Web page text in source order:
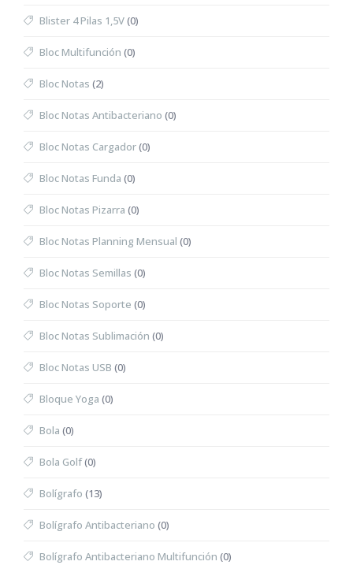
Blister 4 Pilas 1,5V(0)
Bloc Multifunción (0)
Bloc Notas (2)
Bloc Notas Antibacteriano (0)
Bloc Notas Cargador(0)
Bloc Notas Funda (0)
Bloc Notas Pizarra (0)
Bloc Notas Planning Mensual (0)
Bloc Notas Semillas (0)
Bloc Notas Soporte (0)
Bloc Notas Sublimación (0)
Bloc Notas USB (0)
Bloque Yoga (0)
Bola (0)
Bola Golf(0)
Bolígrafo (13)
Bolígrafo Antibacteriano (0)
Bolígrafo Antibacteriano Multifunción (0)